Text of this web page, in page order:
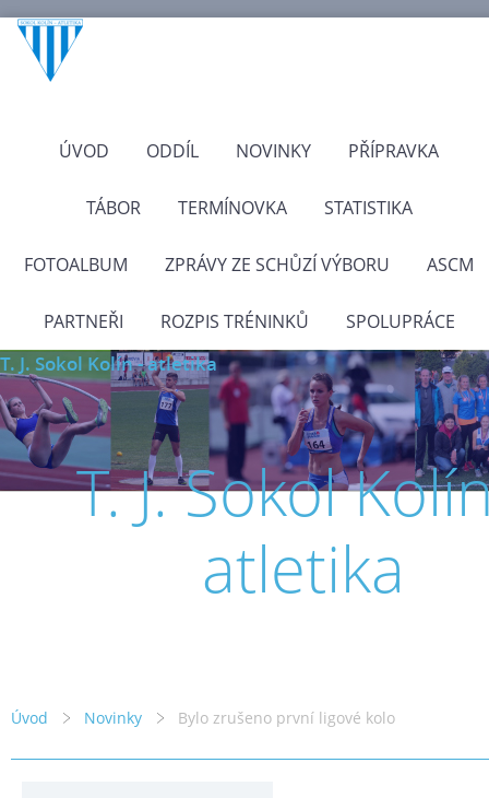
ÚVOD ODDÍL NOVINKY PŘÍPRAVKA
TÁBOR TERMÍNOVKA STATISTIKA
FOTOALBUM ZPRÁVY ZE SCHŮZÍ VÝBORU ASCM
PARTNEŘI ROZPIS TRÉNINKŮ SPOLUPRÁCE
T. J. Sokol Kolín - atletika
T. J. Sokol
atletika
Úvod Novinky Bylo zrušeno první ligové kolo